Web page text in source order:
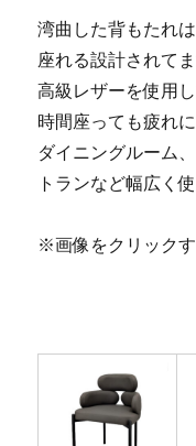
湾曲した背もたれ
座れる設計されてま
高級レザーを使用
時間座っても疲れに
ダイニングルーム
トランなど幅広く
※画像をクリック